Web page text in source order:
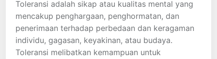
Toleransi adalah sikap atau kualitas mental yang
mencakup penghargaan, penghormatan, dan
penerimaan terhadap perbedaan dan keragaman
individu, gagasan, keyakinan, atau budaya.
Toleransi melibatkan kemampuan untuk